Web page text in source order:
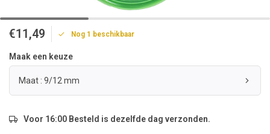
€11,49 Nog 1 beschikbaar
Maak een keuze
Maat : 9/12 mm
Voor 16:00 Besteld is dezelfde dag verzonden.